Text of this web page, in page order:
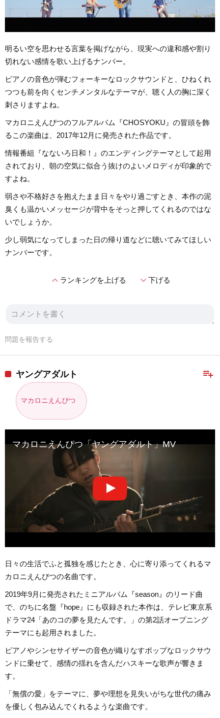
明るい空を思わせる言葉を掲げながら、現実への違和感や割り
切れない感情を歌い上げるナンバー。
ピアノの音色が弾むフォーキーなロックサウンドと、ひねくれ
つつも前を向くセンチメンタルなテーマが、聴く人の胸に深く
刺さりますよね。
マカロニえんぴつのフルアルバム『CHOSYOKU』の冒頭を飾
るこの楽曲は、2017年12月に発売された作品です。
情報番組『なないろ日和！』のエンディングテーマとして起用
されており、朝の空気に似合う抜けのよいメロディが印象的で
すよね。
弱さや不格好さを抱えたまま日々をやり過ごすとき、本作の泥
臭くも温かいメッセージが背中をそっと押してくれるのではな
いでしょうか。
少し弱気になってしまった日の帰り道などに聴いてみてほしい
ナンバーです。
expand_lessランキングを上げる expand_more下げる
問題を報告する
playlist_add
ヤングアダルト
マカロニえんぴつ
マカロニえんぴつ「ヤングアダルト」MV
日々の生活でふと孤独を感じたとき、心に寄り添ってくれるマ
カロニえんぴつの名曲です。
2019年9月に発売されたミニアルバム『season』のリード曲
で、のちに名盤『hope』にも収録された本作は、テレビ東京系
ドラマ24「あのコの夢を見たんです。」の第2話オープニング
テーマにも起用されました。
ピアノやシンセサイザーの音色が織りなすポップなロックサウ
ンドに乗せて、感情の揺れを含んだハスキーな歌声が響きま
す。
「無償の愛」をテーマに、夢や理想を見失いがちな世代の痛み
を優しく包み込んでくれるような楽曲です。